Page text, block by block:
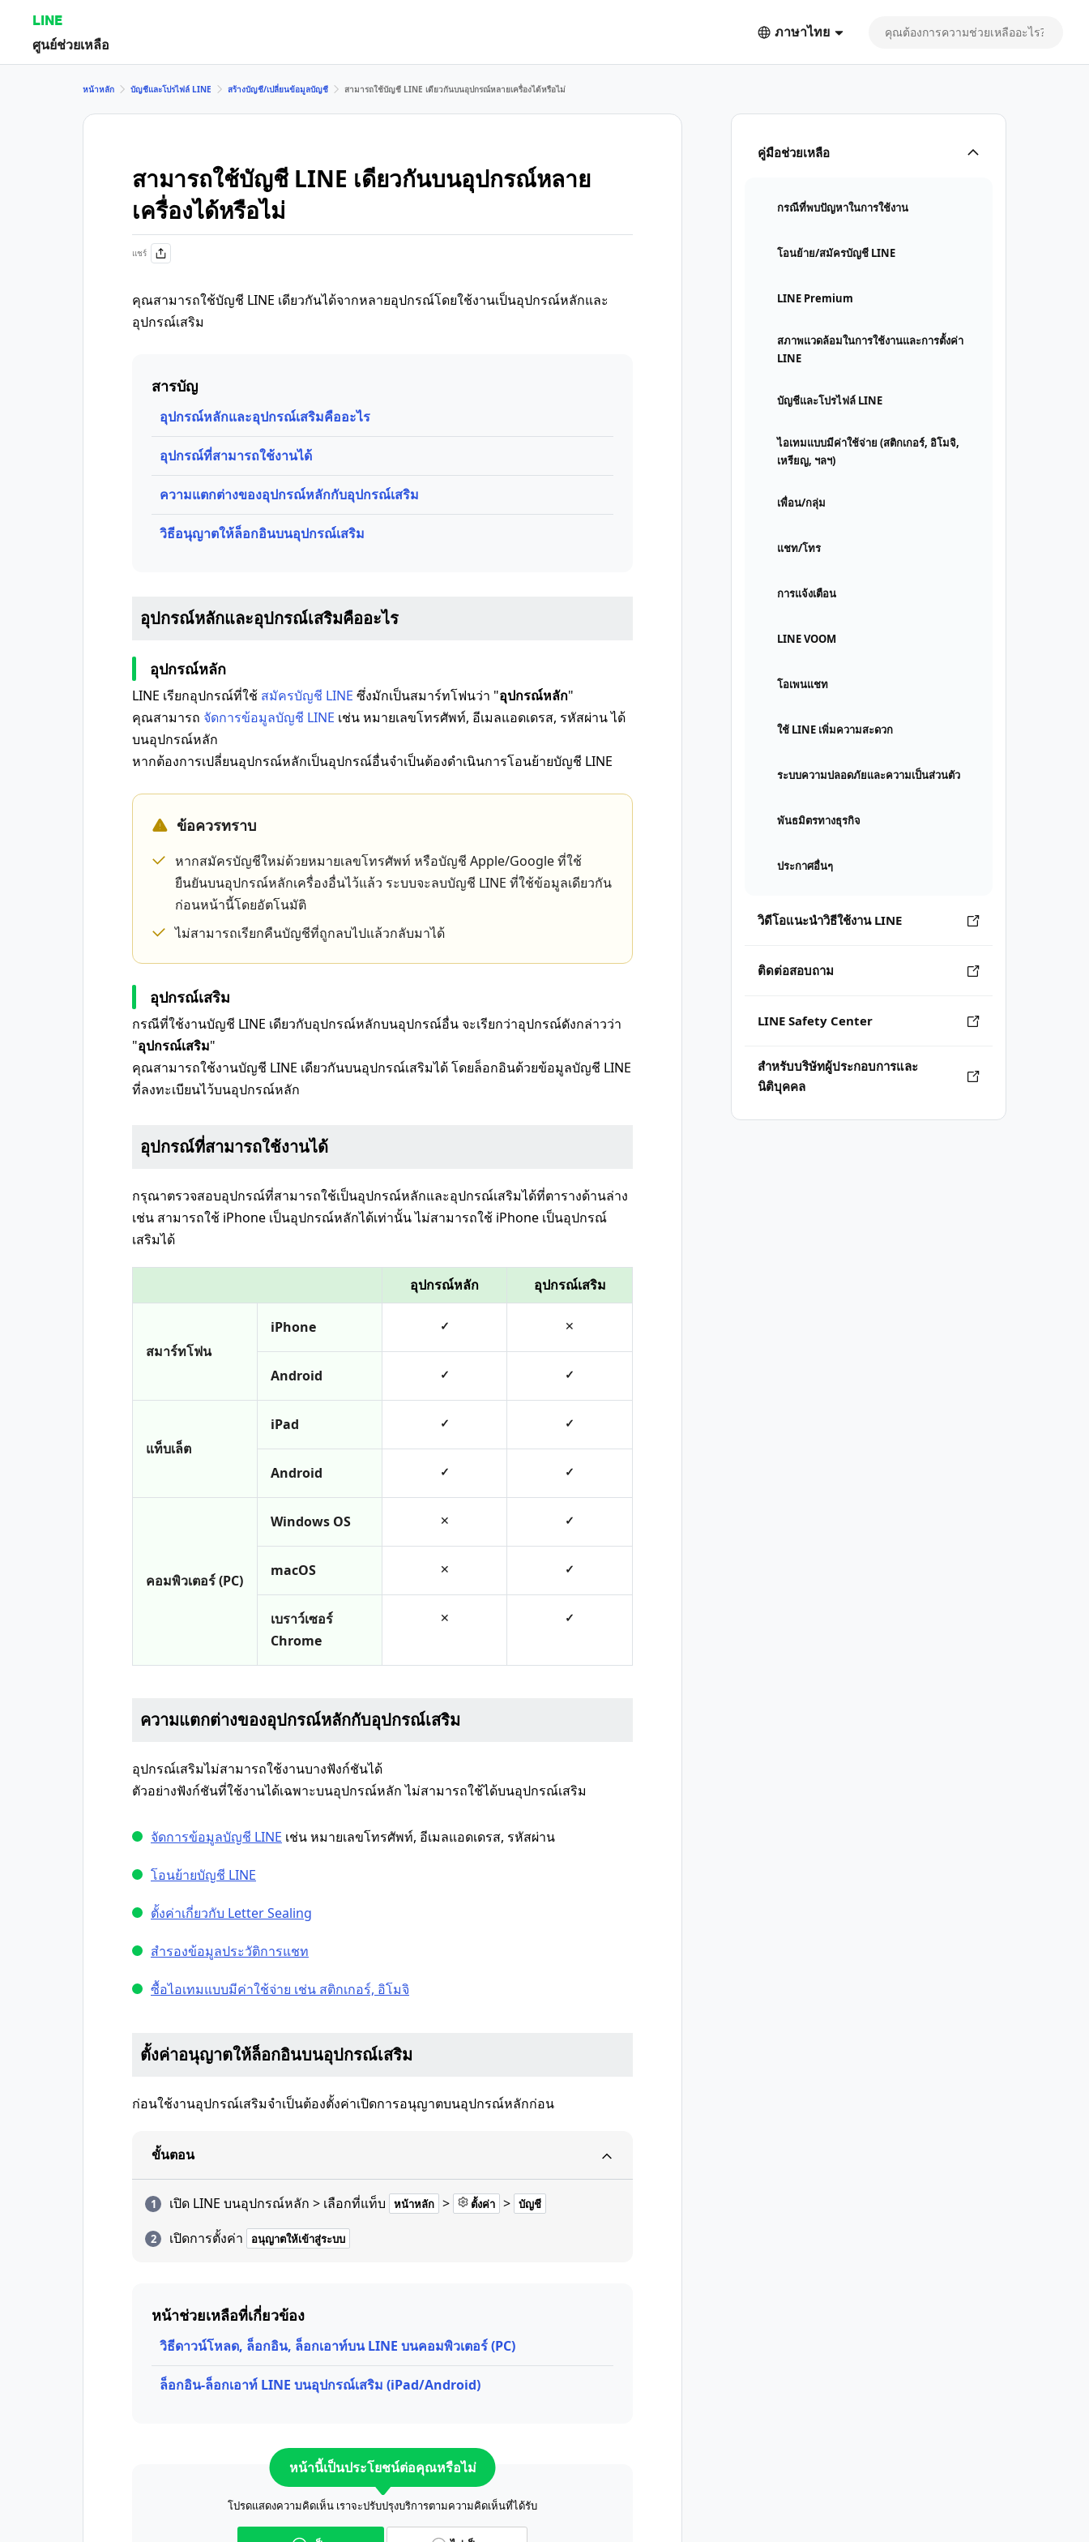
LINE
ศูนย์ช่วยเหลือ
ภาษาไทย
คู่มือช่วยเหลือ
กรณีที่พบปัญหาในการใช้งาน
โอนย้าย/สมัครบัญชี LINE
LINE Premium
สภาพแวดล้อมในการใช้งานและการตั้งค่า
LINE
บัญชีและโปรไฟล์ LINE
ไอเทมแบบมีค่าใช้จ่าย (สติกเกอร์, อิโมจิ,
เหรียญ, ฯลฯ)
เพื่อน/กลุ่ม
แชท/โทร
การแจ้งเตือน
LINE VOOM
โอเพนแชท
ใช้ LINE เพิ่มความสะดวก
ระบบความปลอดภัยและความเป็นส่วนตัว
พันธมิตรทางธุรกิจ
ประกาศอื่นๆ
วิดีโอแนะนำวิธีใช้งาน LINE
ติดต่อสอบถาม
LINE Safety Center
สำหรับบริษัทผู้ประกอบการและ
นิติบุคคล
หน้าหลัก บัญชีและโปรไฟล์ LINE สร้างบัญชี/เปลี่ยนข้อมูลบัญชี สามารถใช้บัญชี LINE เดียวกันบนอุปกรณ์หลายเครื่องได้หรือไม่
สามารถใช้บัญชี LINE เดียวกันบนอุปกรณ์หลาย
เครื่องได้หรือไม่
แชร์
คุณสามารถใช้บัญชี LINE เดียวกันได้จากหลายอุปกรณ์โดยใช้งานเป็นอุปกรณ์หลักและ
อุปกรณ์เสริม
สารบัญ
อุปกรณ์หลักและอุปกรณ์เสริมคืออะไร
อุปกรณ์ที่สามารถใช้งานได้
ความแตกต่างของอุปกรณ์หลักกับอุปกรณ์เสริม
วิธีอนุญาตให้ล็อกอินบนอุปกรณ์เสริม
อุปกรณ์หลักและอุปกรณ์เสริมคืออะไร
อุปกรณ์หลัก
LINE เรียกอุปกรณ์ที่ใช้ สมัครบัญชี LINE ซึ่งมักเป็นสมาร์ทโฟนว่า "อุปกรณ์หลัก"
คุณสามารถ จัดการข้อมูลบัญชี LINE เช่น หมายเลขโทรศัพท์, อีเมลแอดเดรส, รหัสผ่าน ได้
บนอุปกรณ์หลัก
หากต้องการเปลี่ยนอุปกรณ์หลักเป็นอุปกรณ์อื่นจำเป็นต้องดำเนินการโอนย้ายบัญชี LINE
ข้อควรทราบ
หากสมัครบัญชีใหม่ด้วยหมายเลขโทรศัพท์ หรือบัญชี Apple/Google ที่ใช้
ยืนยันบนอุปกรณ์หลักเครื่องอื่นไว้แล้ว ระบบจะลบบัญชี LINE ที่ใช้ข้อมูลเดียวกัน
ก่อนหน้านี้โดยอัตโนมัติ
ไม่สามารถเรียกคืนบัญชีที่ถูกลบไปแล้วกลับมาได้
อุปกรณ์เสริม
กรณีที่ใช้งานบัญชี LINE เดียวกับอุปกรณ์หลักบนอุปกรณ์อื่น จะเรียกว่าอุปกรณ์ดังกล่าวว่า
"อุปกรณ์เสริม"
คุณสามารถใช้งานบัญชี LINE เดียวกันบนอุปกรณ์เสริมได้ โดยล็อกอินด้วยข้อมูลบัญชี LINE
ที่ลงทะเบียนไว้บนอุปกรณ์หลัก
อุปกรณ์ที่สามารถใช้งานได้
กรุณาตรวจสอบอุปกรณ์ที่สามารถใช้เป็นอุปกรณ์หลักและอุปกรณ์เสริมได้ที่ตารางด้านล่าง
เช่น สามารถใช้ iPhone เป็นอุปกรณ์หลักได้เท่านั้น ไม่สามารถใช้ iPhone เป็นอุปกรณ์
เสริมได้
อุปกรณ์หลัก อุปกรณ์เสริม
สมาร์ทโฟน
iPhone ✓ ✕
Android ✓ ✓
แท็บเล็ต
iPad ✓ ✓
Android ✓ ✓
คอมพิวเตอร์ (PC)
Windows OS ✕ ✓
macOS ✕ ✓
เบราว์เซอร์
Chrome
✕ ✓
ความแตกต่างของอุปกรณ์หลักกับอุปกรณ์เสริม
อุปกรณ์เสริมไม่สามารถใช้งานบางฟังก์ชันได้
ตัวอย่างฟังก์ชันที่ใช้งานได้เฉพาะบนอุปกรณ์หลัก ไม่สามารถใช้ได้บนอุปกรณ์เสริม
จัดการข้อมูลบัญชี LINE เช่น หมายเลขโทรศัพท์, อีเมลแอดเดรส, รหัสผ่าน
โอนย้ายบัญชี LINE
ตั้งค่าเกี่ยวกับ Letter Sealing
สำรองข้อมูลประวัติการแชท
ซื้อไอเทมแบบมีค่าใช้จ่าย เช่น สติกเกอร์, อิโมจิ
ตั้งค่าอนุญาตให้ล็อกอินบนอุปกรณ์เสริม
ก่อนใช้งานอุปกรณ์เสริมจำเป็นต้องตั้งค่าเปิดการอนุญาตบนอุปกรณ์หลักก่อน
ขั้นตอน
เปิด LINE บนอุปกรณ์หลัก > เลือกที่แท็บ หน้าหลัก > ตั้งค่า > บัญชี
เปิดการตั้งค่า อนุญาตให้เข้าสู่ระบบ
หน้าช่วยเหลือที่เกี่ยวข้อง
วิธีดาวน์โหลด, ล็อกอิน, ล็อกเอาท์บน LINE บนคอมพิวเตอร์ (PC)
ล็อกอิน-ล็อกเอาท์ LINE บนอุปกรณ์เสริม (iPad/Android)
หน้านี้เป็นประโยชน์ต่อคุณหรือไม่
โปรดแสดงความคิดเห็น เราจะปรับปรุงบริการตามความคิดเห็นที่ได้รับ